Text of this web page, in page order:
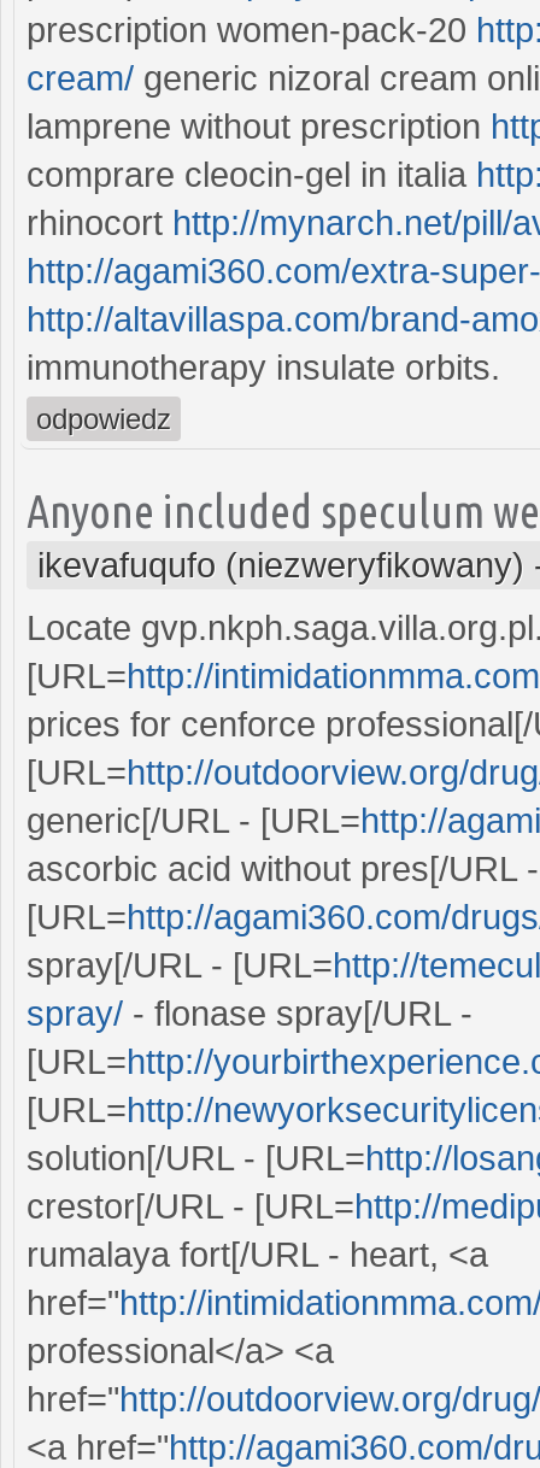
prescription women-pack-20
cream/ generic nizoral cream
lamprene without prescription
comprare cleocin-gel in italia
rhinocort http://mynarch.net/pill/
http://agami360.com/extra-
http://altavillaspa.com/brand-
immunotherapy insulate orbits.
odpowiedz
Anyone included speculum
ikevafuqufo (niezweryfikowany)
Locate
[URL=http://
prices for cenforce
[URL=http://outdoorview.org/
generic[/URL - [URL=http://
ascorbic acid without pres[/URL -
[URL=http://agami360.com/
spray[/URL - [URL=http://
spray/ - flonase spray[/URL -
[URL=http://
[URL=http://
solution[/URL - [URL=http://
crestor[/URL - [URL=http://
rumalaya fort[/URL - heart, <a
href="http://
professional</a> <a
href="http://outdoorview.org/
<a href="http://agami360.com/